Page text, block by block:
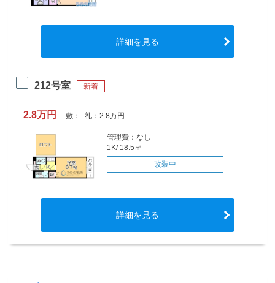
詳細を見る
212号室 新着
2.8万円 敷：- 礼：2.8万円
管理費：なし
1K/ 18.5㎡
改装中
詳細を見る